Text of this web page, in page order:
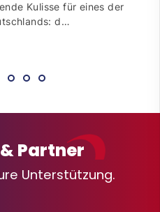
Kulisse für eines der
d…
Partner
Unterstützung.